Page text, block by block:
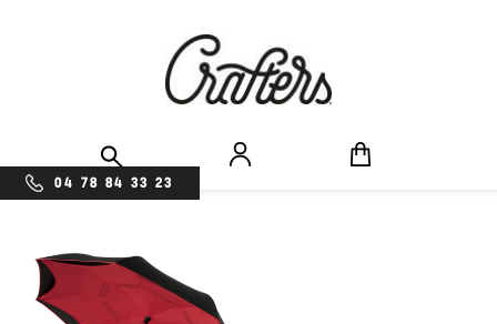
04 78 84 33 23